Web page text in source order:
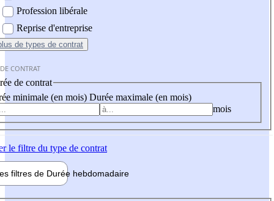
Profession libérale
Reprise d'entreprise
de types de contrat
CONTRAT
de contrat
minimale (en mois) Durée maximale (en mois)
mois
le filtre du type de contrat
filtres de Durée hebdomadaire